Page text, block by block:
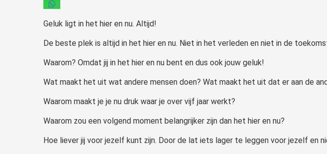
Geluk ligt in het hier en nu. Altijd!
De beste plek is altijd in het hier en nu. Niet in het verleden en niet in de
Waarom? Omdat jij in het hier en nu bent en dus ook jouw geluk!
Wat maakt het uit wat andere mensen doen? Wat maakt het uit dat er aan de
Waarom maakt je je nu druk waar je over vijf jaar werkt?
Waarom zou een volgend moment belangrijker zijn dan het hier en nu?
Hoe liever jij voor jezelf kunt zijn. Door de lat iets lager te leggen voor jezelf